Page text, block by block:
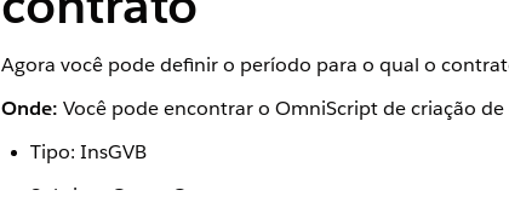
Agora você pode definir o período para o qual o
Onde: Você pode encontrar o OmniScript de criação
Tipo: InsGVB
Subtipo: CreateContract